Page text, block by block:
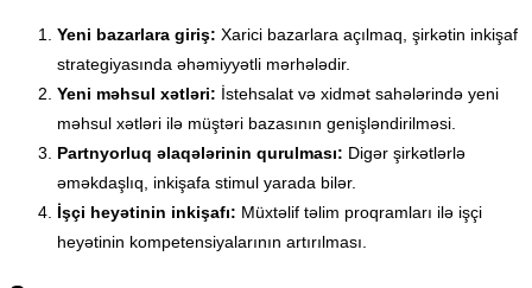
Yeni bazarlara giriş: Xarici bazarlara açılmaq, şirkətin inkişaf
strategiyasında əhəmiyyətli mərhələdir.
Yeni məhsul xətləri: İstehsalat və xidmət sahələrində yeni
məhsul xətləri ilə müştəri bazasının genişləndirilməsi.
Partnyorluq əlaqələrinin qurulması: Digər şirkətlərlə
əməkdaşlıq, inkişafa stimul yarada bilər.
İşçi heyətinin inkişafı: Müxtəlif təlim proqramları ilə işçi
heyətinin kompetensiyalarının artırılması.